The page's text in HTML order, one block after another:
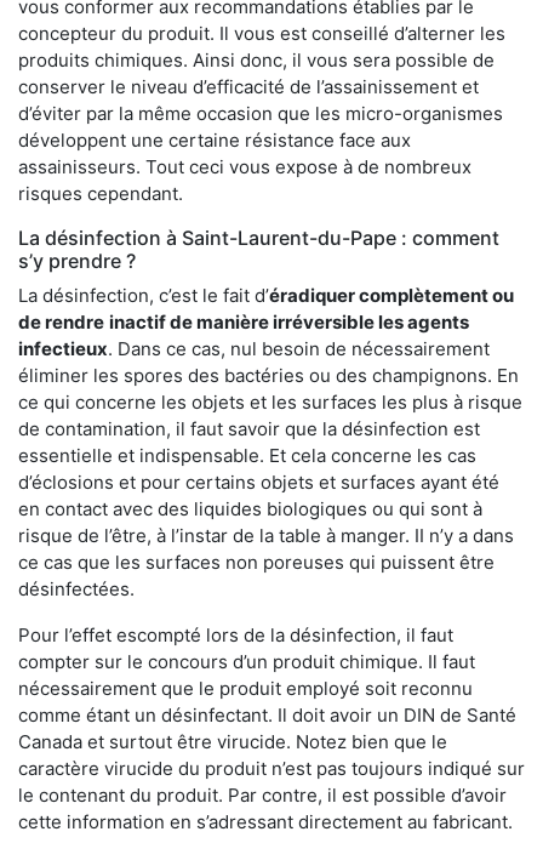
vous conformer aux recommandations établies par le
concepteur du produit. Il vous est conseillé d’alterner les
produits chimiques. Ainsi donc, il vous sera possible de
conserver le niveau d’efficacité de l’assainissement et
d’éviter par la même occasion que les micro-organismes
développent une certaine résistance face aux
assainisseurs. Tout ceci vous expose à de nombreux
risques cependant.
La désinfection à Saint-Laurent-du-Pape : comment
s’y prendre ?
La désinfection, c’est le fait d’éradiquer complètement ou
de rendre inactif de manière irréversible les agents
infectieux. Dans ce cas, nul besoin de nécessairement
éliminer les spores des bactéries ou des champignons. En
ce qui concerne les objets et les surfaces les plus à risque
de contamination, il faut savoir que la désinfection est
essentielle et indispensable. Et cela concerne les cas
d’éclosions et pour certains objets et surfaces ayant été
en contact avec des liquides biologiques ou qui sont à
risque de l’être, à l’instar de la table à manger. II n’y a dans
ce cas que les surfaces non poreuses qui puissent être
désinfectées.
Pour l’effet escompté lors de la désinfection, il faut
compter sur le concours d’un produit chimique. Il faut
nécessairement que le produit employé soit reconnu
comme étant un désinfectant. Il doit avoir un DIN de Santé
Canada et surtout être virucide. Notez bien que le
caractère virucide du produit n’est pas toujours indiqué sur
le contenant du produit. Par contre, il est possible d’avoir
cette information en s’adressant directement au fabricant.